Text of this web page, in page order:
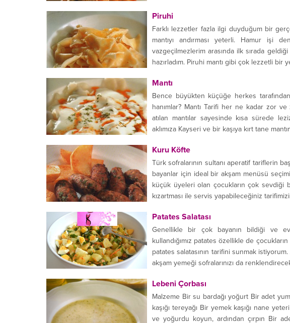
Piruhi
Farklı lezzetler fazla ilgi duyduğum bir
mantıyı andırması yeterli. Hamur işi
vazgeçilmezlerim arasında ilk sırada
hazırladım. Piruhi mantı gibi çok lezzetli bir
Mantı
Bence büyükten küçüğe herkes
hanımlar? Mantı Tarifi her ne kadar zor
atılan mantılar sayesinde kısa sürede
aklımıza Kayseri ve bir kaşıya kırt tane
Kuru Köfte
Türk sofralarının sultanı aperatif tariflerin
bayanlar için ideal bir akşam menüsü
küçük üyeleri olan çocukların çok sevdiği
kızartması ile servis yapabileceğiniz
Patates Salatası
Genellikle bir çok bayanın bildiği ve
kullandığımız patates özellikle de
patates salatasının tarifini sunmak
akşam yemeği sofralarınızı da
Lebeni Çorbası
Malzeme Bir su bardağı yoğurt Bir adet
kaşığı tereyağı Bir yemek kaşığı nane
ve yoğurdu koyun, ardından çırpın Bir